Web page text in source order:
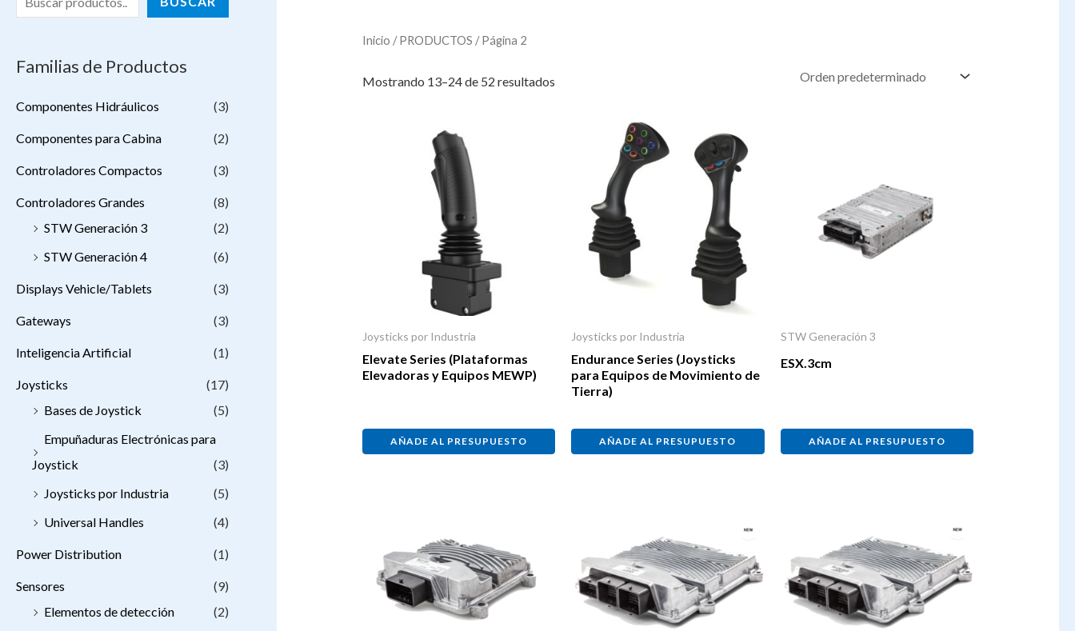
Familias de Productos
Componentes Hidráulicos (3)
Componentes para Cabina (2)
Controladores Compactos (3)
Controladores Grandes
(8)
STW Generación 3
(2)
STW Generación 4
(6)
Displays Vehicle/Tablets (3)
Gateways (3)
Inteligencia Artificial (1)
Joysticks
(17)
Bases de Joystick
(5)
Empuñaduras Electrónicas para
Joystick
(3)
Joysticks por Industria
(5)
Universal Handles
(4)
Power Distribution (1)
Sensores
(9)
Elementos de detección
(2)
Inicio /PRODUCTOS / Página 2
Mostrando 13–24 de 52 resultados
Joysticks por Industria
Elevate Series (Plataformas
Elevadoras y Equipos MEWP)
AÑADE AL PRESUPUESTO
Joysticks por Industria
Endurance Series (Joysticks
para Equipos de Movimiento de
Tierra)
AÑADE AL PRESUPUESTO
STW Generación 3
ESX.3cm
AÑADE AL PRESUPUESTO